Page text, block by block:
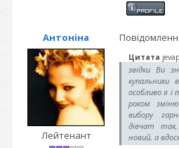
Антоніна
Лейтенант
Цитата
звідки Ви
купальники
особливо я і
роком
вибору
дівчат
новий, а